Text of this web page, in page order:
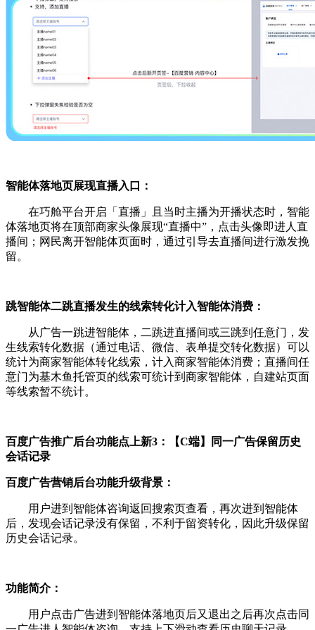
智能体落地页展现直播入口：
在巧舱平台开启「直播」且当时主播为开播状态时，智能
体落地页将在顶部商家头像展现“直播中”，点击头像即进人直
播间；网民离开智能体页面时，通过引导去直播间进行激发挽
留。
跳智能体二跳直播发生的线索转化计入智能体消费：
从广告一跳进智能体，二跳进直播间或三跳到任意门，发
生线索转化数据（通过电话、微信、表单提交转化数据）可以
统计为商家智能体转化线索，计入商家智能体消费；直播间任
意门为基木鱼托管页的线索可统计到商家智能体，自建站页面
等线索暂不统计。
百度广告推广后台功能点上新3：【C端】同一广告保留历史
会话记录
百度广告营销后台功能升级背景 ：
用户进到智能体咨询返回搜索页查看，再次进到智能体
后，发现会话记录没有保留，不利于留资转化，因此升级保留
历史会话记录。
功能简介：
用户点击广告进到智能体落地页后又退出之后再次点击同